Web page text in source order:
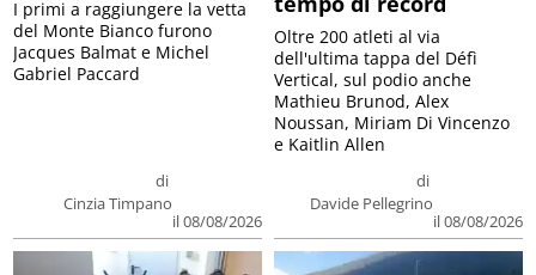
di
Cinzia Timpano
il 08/08/2026
I primi a raggiungere la vetta
del Monte Bianco furono
Jacques Balmat e Michel
Gabriel Paccard
di
Davide Pellegrino
il 08/08/2026
Oltre 200 atleti al via
dell'ultima tappa del Défì
Vertical, sul podio anche
Mathieu Brunod, Alex
Noussan, Miriam Di Vincenzo
e Kaitlin Allen